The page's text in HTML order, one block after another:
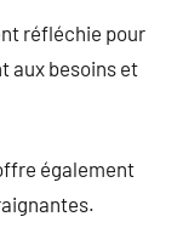
réfléchie pour
aux besoins et
également